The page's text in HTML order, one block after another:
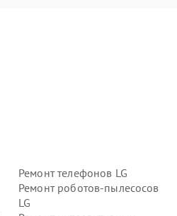
Ремонт телефонов LG
Ремонт роботов-пылесосов
LG